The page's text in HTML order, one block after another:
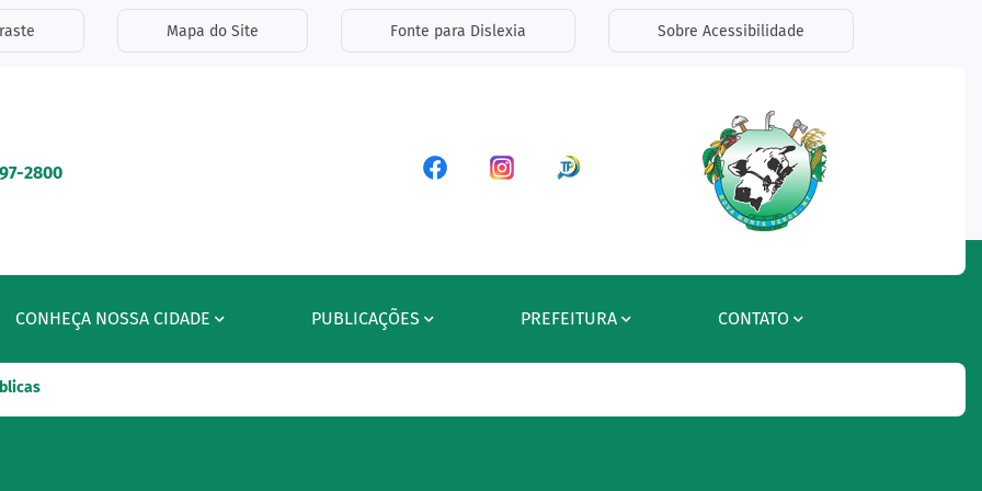
de acessibilidade
Mapa do Site Fonte para Dislexia Sobre Acessibilidade
2800 Acessar a Rede Social Facebook
Acessar a Rede Social Instagram
Acessar a Rede Social Radar
CONHEÇA NOSSA CIDADE PUBLICAÇÕES PREFEITURA CONTATO